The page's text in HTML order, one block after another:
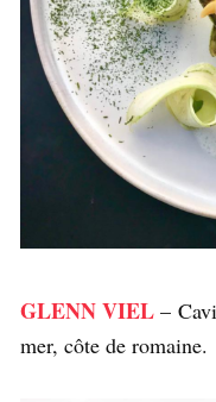
GLENN VIEL –
mer, côte de romaine.